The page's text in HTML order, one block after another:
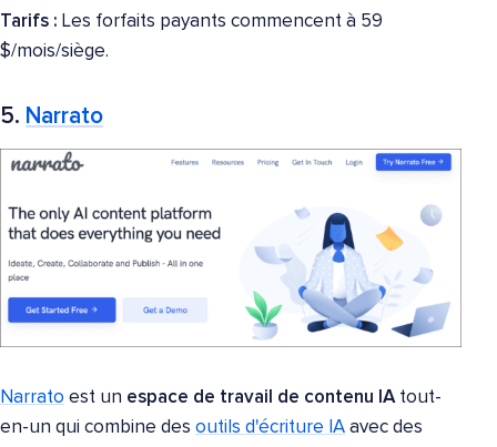
Tarifs : Les forfaits payants commencent à 59
$/mois/siège.
5. Narrato
Narrato est un espace de travail de contenu IAtout-
en-un qui combine des outils d'écriture IA avec des